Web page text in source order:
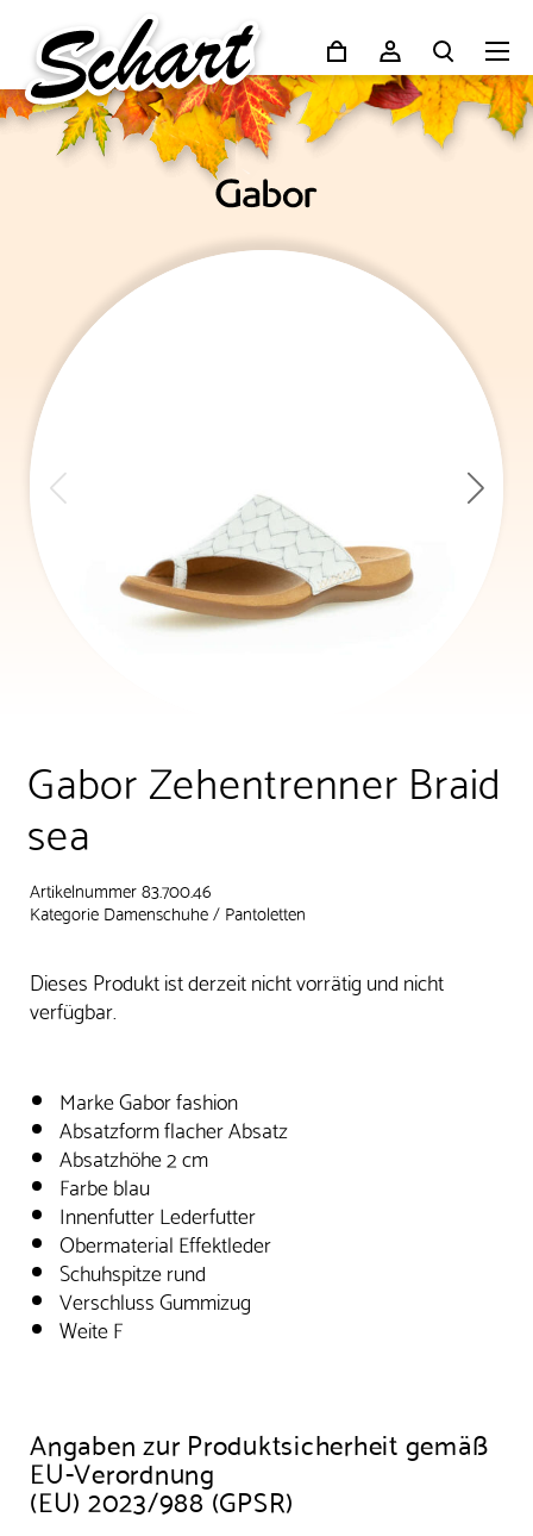
Gabor Zehentrenner Braid
sea
Artikelnummer 83.700.46
KategorieDamenschuhe/Pantoletten
Dieses Produkt ist derzeit nicht vorrätig und nicht
verfügbar.
Marke Gabor fashion
Absatzform flacher Absatz
Absatzhöhe 2 cm
Farbe blau
Innenfutter Lederfutter
Obermaterial Effektleder
Schuhspitze rund
Verschluss Gummizug
Weite F
Angaben zur Produktsicherheit gemäß
EU-Verordnung
(EU) 2023/988 (GPSR)